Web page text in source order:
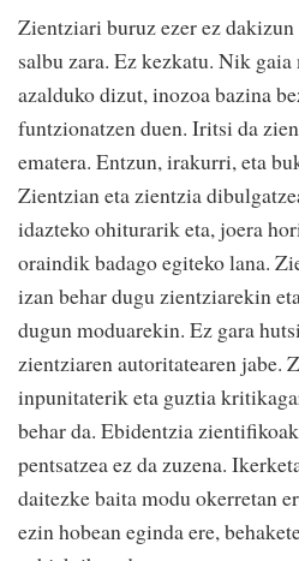
Zientziari buruz ezer ez
salbu zara. Ez kezkatu. Nik
azalduko dizut, inozoa bazina
funtzionatzen duen. Iritsi da
ematera. Entzun, irakurri, eta
Zientzian eta zientzia
idazteko ohiturarik eta, joera
oraindik badago egiteko lana.
izan behar dugu zientziarekin
dugun moduarekin. Ez gara
zientziaren autoritatearen jabe.
inpunitaterik eta guztia
behar da. Ebidentzia
pentsatzea ez da zuzena.
daitezke baita modu okerretan
ezin hobean eginda ere,